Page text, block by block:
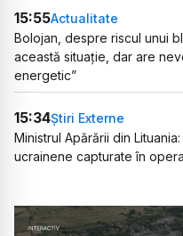
15:55Actualitate
Bolojan, despre riscul unui
această situație, dar are
energetic”
15:34Știri Externe
Ministrul Apărării din
ucrainene capturate în